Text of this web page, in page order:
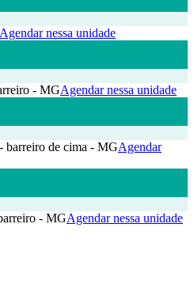
Agendar nessa unidade
- MGAgendar nessa unidade
barreiro de cima - MGAgendar
- MGAgendar nessa unidade